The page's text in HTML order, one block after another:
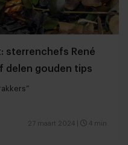
sterrenchefs René
delen gouden tips
27 maart 2024 4 min